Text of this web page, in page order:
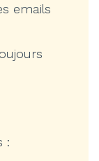
emails
: